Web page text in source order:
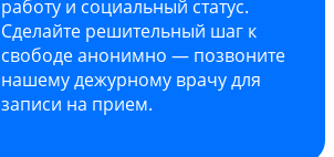
работу и социальный статус.
Сделайте решительный шаг к
свободе анонимно — позвоните
нашему дежурному врачу для
записи на прием.